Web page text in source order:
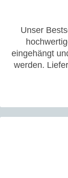
Unser
eingehängt
werden.